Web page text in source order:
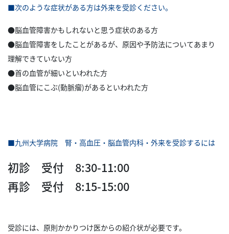
■次のような症状がある方は外来を受診ください。
●脳血管障害かもしれないと思う症状のある方
●脳血管障害をしたことがあるが、原因や予防法についてあまり
理解できていない方
●首の血管が細いといわれた方
●脳血管にこぶ(動脈瘤)があるといわれた方
■九州大学病院 腎・高血圧・脳血管内科・外来を受診するには
初診 受付 8:30-11:00
再診 受付 8:15-15:00
受診には、原則かかりつけ医からの紹介状が必要です。